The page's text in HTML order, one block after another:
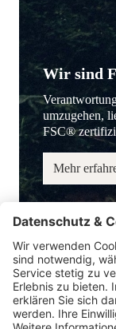
Wir sind
umzugehen,
FSC®
Mehr
Service-
Information